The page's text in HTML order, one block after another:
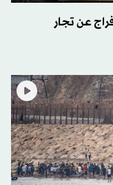
عن تجار